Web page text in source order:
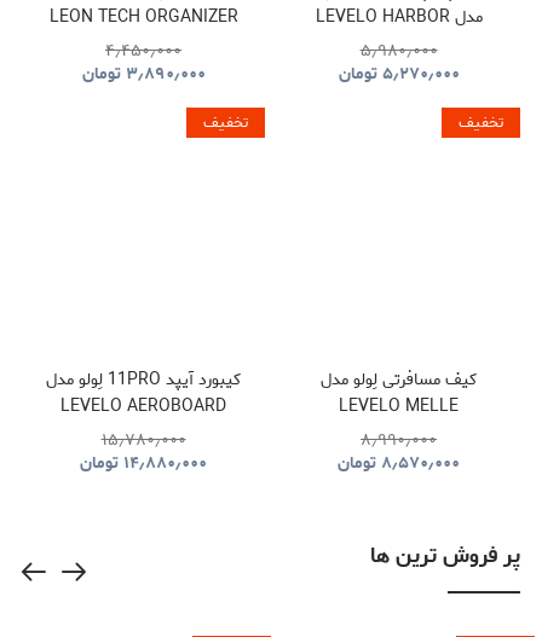
مدل LEVELO HARBOR
PASSPORT HOLDER WITH
FIND MY LOCATION
۵٫۹۸۰٫۰۰۰
۵٫۲۷۰٫۰۰۰تومان
LEON TECH ORGANIZER
POUCH
۴٫۴۵۰٫۰۰۰
۳٫۸۹۰٫۰۰۰ تومان
تخفیف
کیف مسافرتی لِولو مدل
LEVELO MELLE
POLYESTER TRAVEL
DUFFLE BAG
۸٫۹۹۰٫۰۰۰
۸٫۵۷۰٫۰۰۰ تومان
تخفیف
کیبورد آیپد 11PRO لِولو مدل
LEVELO AEROBOARD
SAFFIANO LEATHER
WIRELESS KEYBOARD
۱۵٫۷۸۰٫۰۰۰
۱۴٫۸۸۰٫۰۰۰ تومان
پر فروش ترین ها